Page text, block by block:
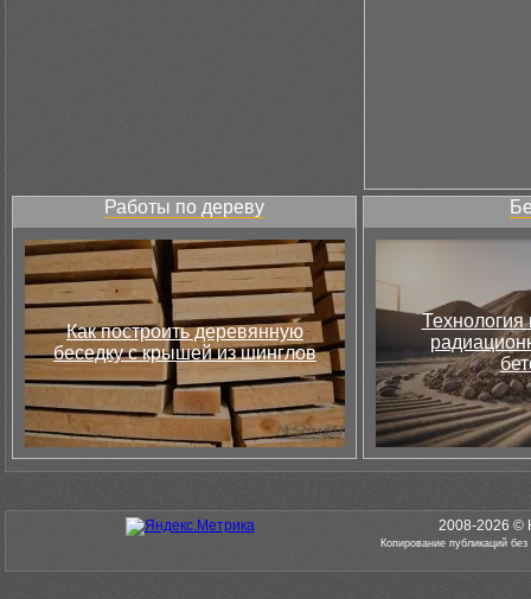
Работы по дереву
Как построить деревянную
беседку с крышей из шинглов
Технология
2008-2026 ©
Копирование публикаций